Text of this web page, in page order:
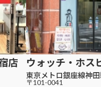
店 ウォッチ・ホス
東京メトロ銀座線神
〒101-0041